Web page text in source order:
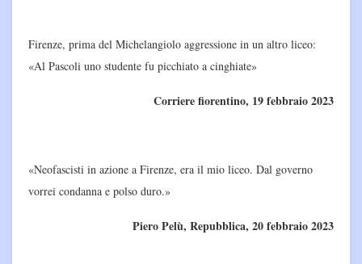
Firenze, prima del Michelangiolo aggressione in un altro liceo:
«Al Pascoli uno studente fu picchiato a cinghiate»
Corriere fiorentino, 19 febbraio 2023
«Neofascisti in azione a Firenze, era il mio liceo. Dal governo
vorrei condanna e polso duro.»
Piero Pelù, Repubblica, 20 febbraio 2023